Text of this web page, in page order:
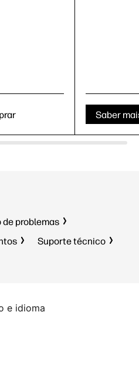
Saber
de problemas
Suporte técnico
e idioma